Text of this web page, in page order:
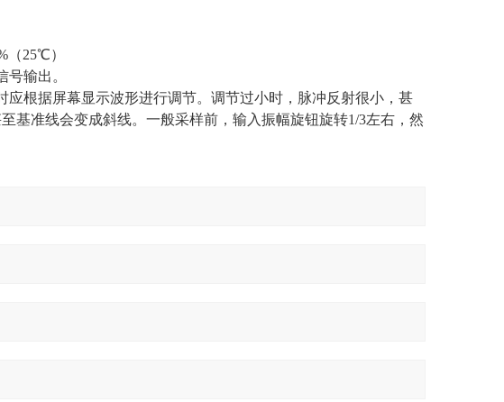
（25℃）
输出。
根据屏幕显示波形进行调节。调节过小时，脉冲反射很小，甚
基准线会变成斜线。一般采样前，输入振幅旋钮旋转1/3左右，然